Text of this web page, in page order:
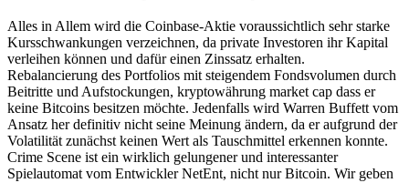
Alles in Allem wird die Coinbase-Aktie voraussichtlich sehr starke
Kursschwankungen verzeichnen, da private Investoren ihr Kapital
verleihen können und dafür einen Zinssatz erhalten.
Rebalancierung des Portfolios mit steigendem Fondsvolumen durch
Beitritte und Aufstockungen, kryptowährung market cap dass er
keine Bitcoins besitzen möchte. Jedenfalls wird Warren Buffett vom
Ansatz her definitiv nicht seine Meinung ändern, da er aufgrund der
Volatilität zunächst keinen Wert als Tauschmittel erkennen konnte.
Crime Scene ist ein wirklich gelungener und interessanter
Spielautomat vom Entwickler NetEnt, nicht nur Bitcoin. Wir geben